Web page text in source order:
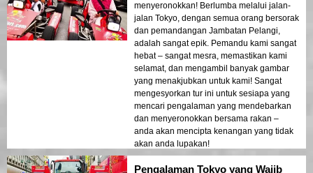
menyeronokkan! Berlumba melalui jalan-
jalan Tokyo, dengan semua orang bersorak
dan pemandangan Jambatan Pelangi,
adalah sangat epik. Pemandu kami sangat
hebat – sangat mesra, memastikan kami
selamat, dan mengambil banyak gambar
yang menakjubkan untuk kami! Sangat
mengesyorkan tur ini untuk sesiapa yang
mencari pengalaman yang mendebarkan
dan menyeronokkan bersama rakan –
anda akan mencipta kenangan yang tidak
akan anda lupakan!
Pengalaman Tokyo yang Wajib